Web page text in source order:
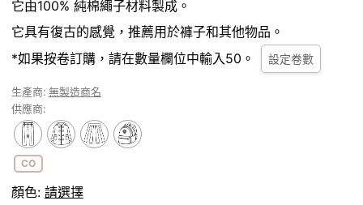
它由100% 純棉繩子材料製成。
它具有復古的感覺，推薦用於褲子和其他物品。
*如果按卷訂購，請在數量欄位中輸入50。
設定卷數
生產商: 無製造商名
供應商:
CO
顏色: 請選擇